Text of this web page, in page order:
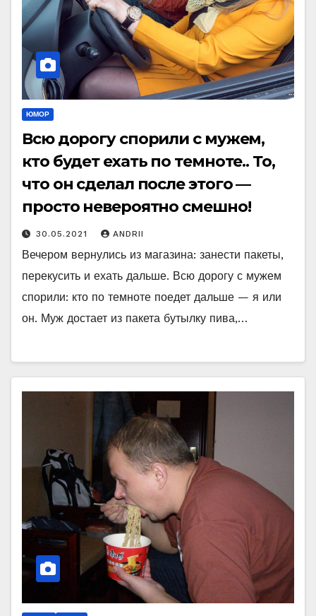
ЮМОР
Всю дорогу спорили с мужем,
кто будет ехать по темноте.. То,
что он сделал после этого —
просто невероятно смешно!
30.05.2021 ANDRII
Вечером вернулись из магазина: занести пакеты,
перекусить и ехать дальше. Всю дорогу с мужем
спорили: кто по темноте поедет дальше — я или
он. Муж достает из пакета бутылку пива,…